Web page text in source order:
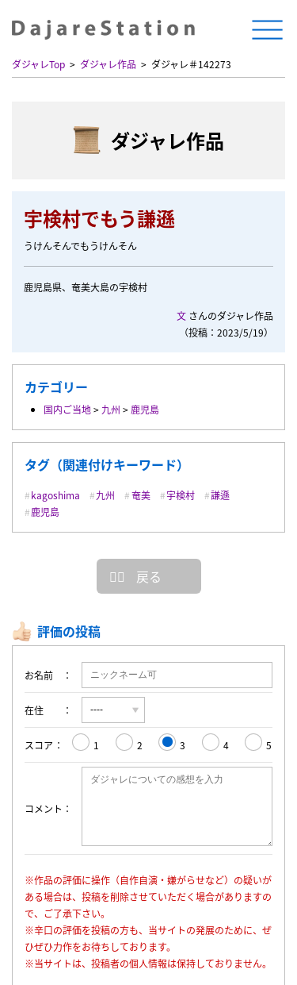
ダジャレTop ダジャレ作品 ダジャレ＃142273
ダジャレ作品
宇検村でもう謙遜
うけんそんでもうけんそん
鹿児島県、奄美大島の宇検村
文 さんのダジャレ作品
（投稿：2023/5/19）
カテゴリー
国内ご当地> 九州 > 鹿児島
タグ（関連付けキーワード）
kagoshima 九州 奄美 宇検村
謙遜
鹿児島
戻る
評価の投稿
お名前
在住
スコア 1 2 3 4 5
コメント
※作品の評価に操作（自作自演・嫌がらせなど）の疑いが
ある場合は、投稿を削除させていただく場合がありますの
で、ご了承下さい。
※辛口の評価を投稿の方も、当サイトの発展のために、ぜ
ひぜひ力作をお待ちしております。
※当サイトは、投稿者の個人情報は保持しておりません。